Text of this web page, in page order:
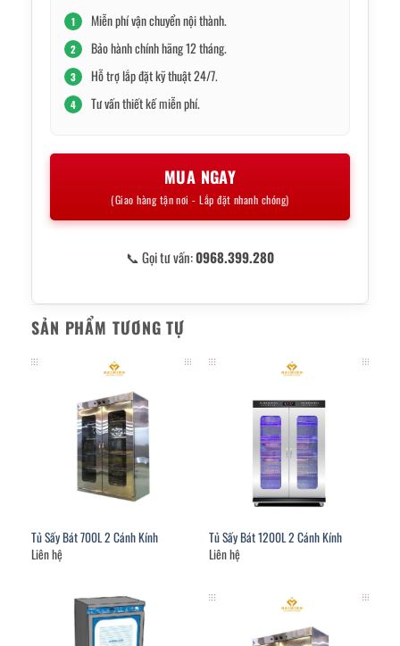
1 Miễn phí vận chuyển nội thành.
2 Bảo hành chính hãng 12 tháng.
3 Hỗ trợ lắp đặt kỹ thuật 24/7.
4 Tư vấn thiết kế miễn phí.
MUA NGAY
(Giao hàng tận nơi - Lắp đặt nhanh chóng)
📞 Gọi tư vấn:0968.399.280
SẢN PHẨM TƯƠNG TỰ
Tủ Sấy Bát 700L 2 Cánh Kính
Liên hệ
Tủ Sấy Bát 1200L 2 Cánh Kính
Liên hệ